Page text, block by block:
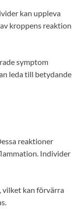
kan uppleva
kroppens reaktion
symptom
leda till betydande
reaktioner
Individer
vilket kan förvärra